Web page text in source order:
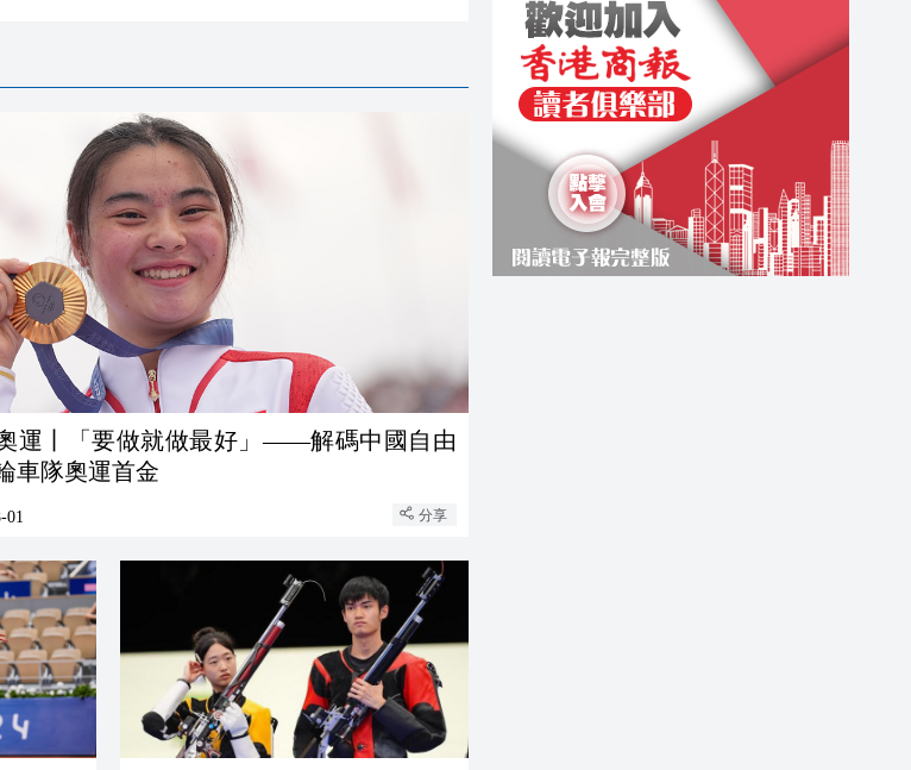
運丨「要做就做最好」——解碼中國自由
車隊奧運首金
01 分享